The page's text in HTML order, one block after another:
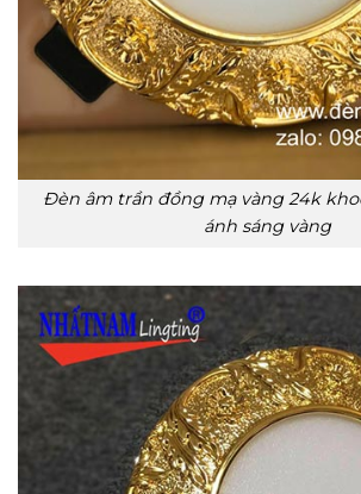
Đèn âm trần đồng mạ vàng 24k
ánh sáng vàng